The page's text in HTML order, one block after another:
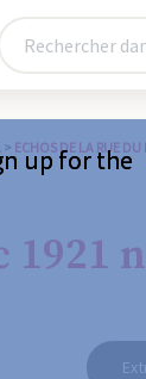
> ECHOS DE LA RUE
1921
up for the